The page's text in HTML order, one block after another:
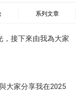
系列文章
，接下來由我為大家
大家分享我在2025